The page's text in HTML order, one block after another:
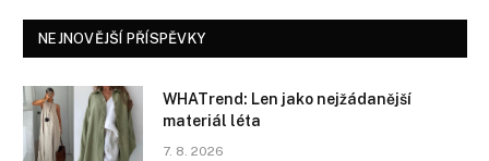
NEJNOVĚJŠÍ PŘÍSPĚVKY
WHATrend: Len jako nejžádanější
materiál léta
7. 8. 2026